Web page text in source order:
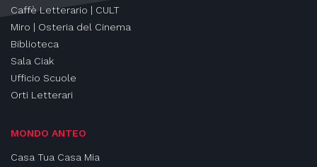
Caffè Letterario | CULT
Miro | Osteria del Cinema
Biblioteca
Sala Ciak
Ufficio Scuole
Orti Letterari
MONDO ANTEO
Casa Tua Casa Mia